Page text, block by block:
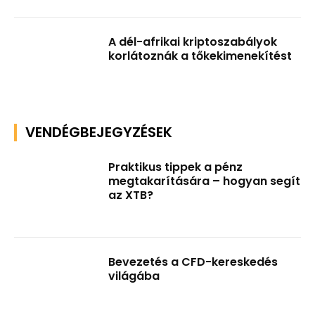
A dél-afrikai kriptoszabályok
korlátoznák a tőkekimenekítést
VENDÉGBEJEGYZÉSEK
Praktikus tippek a pénz
megtakarítására – hogyan segít
az XTB?
Bevezetés a CFD-kereskedés
világába